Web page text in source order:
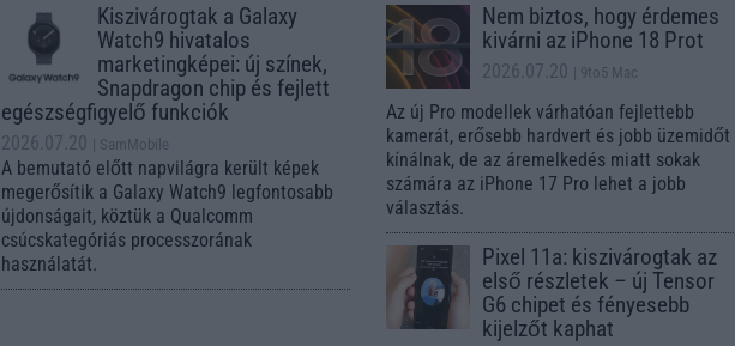
Kiszivárogtak a Galaxy
Watch9 hivatalos
marketingképei: új színek,
Snapdragon chip és fejlett
egészségfigyelő funkciók
2026.07.20 | SamMobile
A bemutató előtt napvilágra került képek
megerősítik a Galaxy Watch9 legfontosabb
újdonságait, köztük a Qualcomm
csúcskategóriás processzorának
használatát.
Nem biztos, hogy érdemes
kivárni az iPhone 18 Prot
2026.07.20 | 9to5 Mac
Az új Pro modellek várhatóan fejlettebb
kamerát, erősebb hardvert és jobb üzemidőt
kínálnak, de az áremelkedés miatt sokak
számára az iPhone 17 Pro lehet a jobb
választás.
Pixel 11a: kiszivárogtak az
első részletek – új Tensor
G6 chipet és fényesebb
kijelzőt kaphat